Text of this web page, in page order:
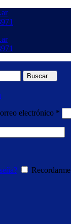
Buscar...
electrónico *
Recordarme